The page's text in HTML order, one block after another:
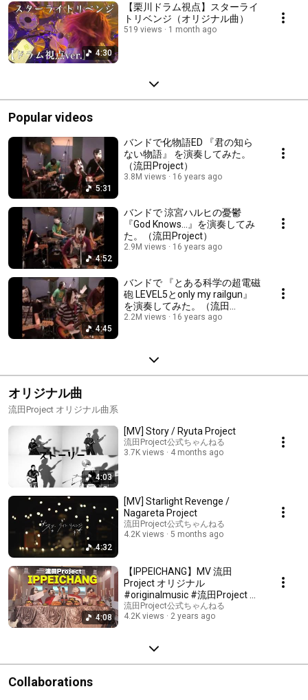
4:30
【栗川ドラム視点】スターライ
トリベンジ（オリジナル曲）
519 views 1 month ago
Popular videos
5:31
バンドで化物語ED 『君の知ら
ない物語』 を演奏してみた。
（流田Project）
3.8M views 16 years ago
4:52
バンドで 涼宮ハルヒの憂鬱
『God Knows...』を演奏してみ
た。（流田Project）
2.9M views 16 years ago
4:45
バンドで 『とある科学の超電磁
砲 LEVEL5とonly my railgun』
を演奏してみた。（流田
Project）
2.2M views 16 years ago
オリジナル曲
流田Project オリジナル曲系
4:03
[MV] Story / Ryuta Project
流田Project公式ちゃんねる
3.7K views
4 months ago
4:32
[MV] Starlight Revenge /
Nagareta Project
流田Project公式ちゃんねる
4.2K views
5 months ago
4:08
【IPPEICHANG】MV 流田
Project オリジナル
#originalmusic #流田Project #
一平ちゃん
流田Project公式ちゃんねる
4.2K views
2 years ago
Collaborations